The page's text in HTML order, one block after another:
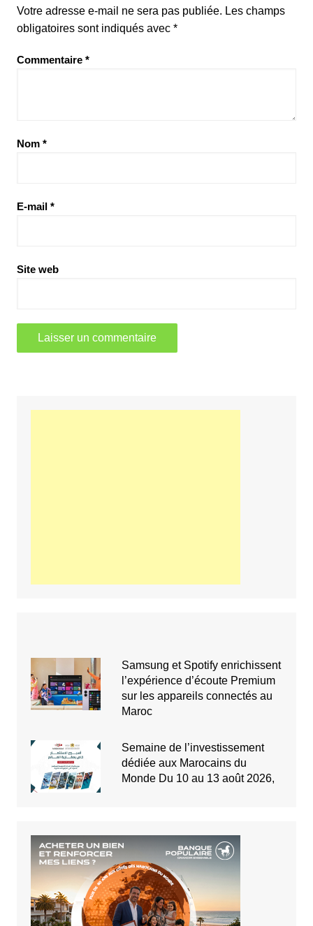
Votre adresse e-mail ne sera pas publiée. Les champs
obligatoires sont indiqués avec *
Commentaire *
Nom *
E-mail *
Site web
Samsung et Spotify enrichissent
l’expérience d’écoute Premium
sur les appareils connectés au
Maroc
Semaine de l’investissement
dédiée aux Marocains du
Monde Du 10 au 13 août 2026,